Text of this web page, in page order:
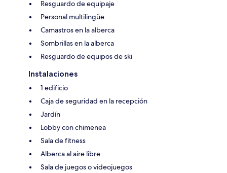
Resguardo de equipaje
Personal multilingüe
Camastros en la alberca
Sombrillas en la alberca
Resguardo de equipos de ski
Instalaciones
1 edificio
Caja de seguridad en la recepción
Jardín
Lobby con chimenea
Sala de fitness
Alberca al aire libre
Sala de juegos o videojuegos